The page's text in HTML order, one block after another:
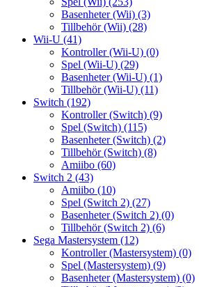
Basenheter (Wii) (3)
Tillbehör (Wii) (28)
Wii-U (41)
Kontroller (Wii-U) (0)
Spel (Wii-U) (29)
Basenheter (Wii-U) (1)
Tillbehör (Wii-U) (11)
Switch (192)
Kontroller (Switch) (9)
Spel (Switch) (115)
Basenheter (Switch) (2)
Tillbehör (Switch) (8)
Amiibo (60)
Switch 2 (43)
Amiibo (10)
Spel (Switch 2) (27)
Basenheter (Switch 2) (0)
Tillbehör (Switch 2) (6)
Sega Mastersystem (12)
Kontroller (Mastersystem) (0)
Spel (Mastersystem) (9)
Basenheter (Mastersystem) (0)